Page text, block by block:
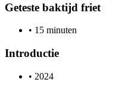
Geteste baktijd friet
• 15 minuten
Introductie
• 2024